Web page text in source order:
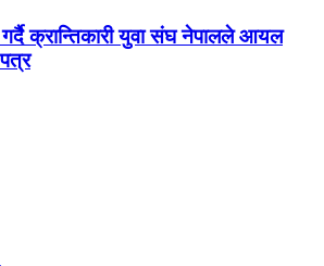
गर्दै क्रान्तिकारी युवा संघ नेपालले आयल